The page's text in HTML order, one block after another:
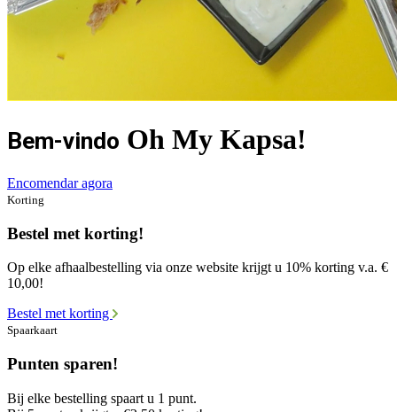
Bem-vindo Oh My Kapsa!
Encomendar agora
Korting
Bestel met korting!
Op elke afhaalbestelling via onze website krijgt u 10% korting v.a. €
10,00!
Bestel met korting
Spaarkaart
Punten sparen!
Bij elke bestelling spaart u 1 punt.